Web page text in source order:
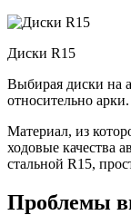
Диски R15
Выбирая диски на
относительно
Материал, из
ходовые качества
стальной R15,
Проблемы